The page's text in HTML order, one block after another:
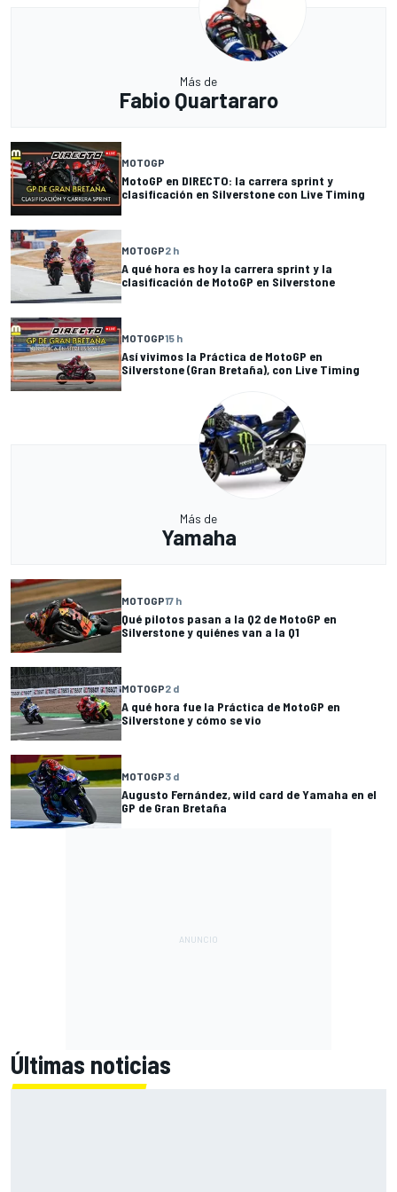
Más de
Fabio Quartararo
MOTOGP
MotoGP en DIRECTO: la carrera sprint y
clasificación en Silverstone con Live Timing
MOTOGP2 h
A qué hora es hoy la carrera sprint y la
clasificación de MotoGP en Silverstone
MOTOGP15 h
Así vivimos la Práctica de MotoGP en
Silverstone (Gran Bretaña), con Live Timing
Más de
Yamaha
MOTOGP17 h
Qué pilotos pasan a la Q2 de MotoGP en
Silverstone y quiénes van a la Q1
MOTOGP2 d
A qué hora fue la Práctica de MotoGP en
Silverstone y cómo se vio
MOTOGP3 d
Augusto Fernández, wild card de Yamaha en el
GP de Gran Bretaña
Últimas noticias